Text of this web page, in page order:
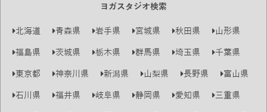
ヨガスタジオ検索
北海道 青森県 岩手県 宮城県 秋田県
山形県
福島県
茨城県 栃木県 群馬県 埼玉県
千葉県
東京都
神奈川県 新潟県 山梨県 長野県
富山県
石川県
福井県 岐阜県 静岡県 愛知県
三重県